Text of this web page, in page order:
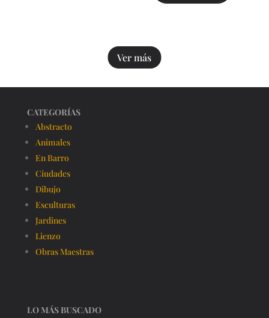
Ver más
CATEGORÍAS
Abstracto
Animales
En Barro
Ciudades
Dibujo
Esculturas
Jardines
Lienzo
Obras Maestras
LO MÁS BUSCADO